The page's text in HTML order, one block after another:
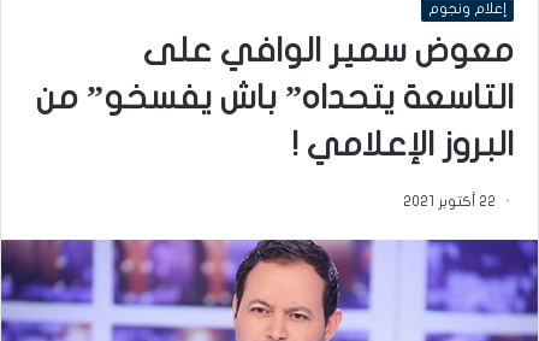
إعلام ونجوم
معوض سمير الوافي على
التاسعة يتحداه” باش يفسخو” من
البروز الإعلامي !
22 أكتوبر 2021